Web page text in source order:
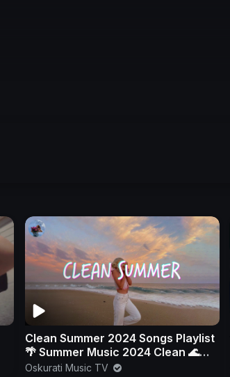
Clean Summer 2024 Songs Playlist
🌴 Summer Music 2024 Clean 🌊
Best Clean Summer Songs 2024-
Oskurati Music TV